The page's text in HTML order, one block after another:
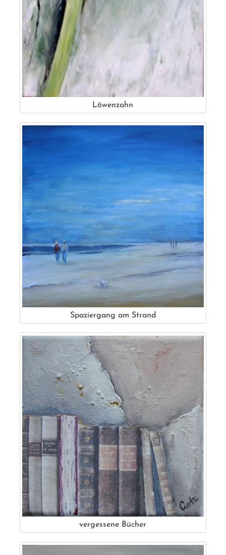
Löwenzahn
Spaziergang am Strand
vergessene Bücher